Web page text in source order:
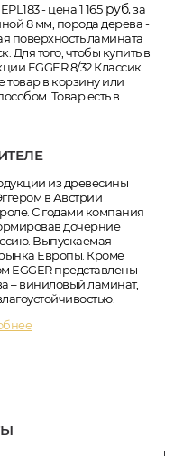
- цена 1 165руб.за
8 мм, порода дерева -
поверхность ламината
Для того, чтобы купить в
EGGER 8/32 Классик
товар в корзину или
Товар есть в
из древесины
в Австрии
С годами компания
дочерние
Выпускаемая
Европы. Кроме
EGGER представлены
– виниловый ламинат,